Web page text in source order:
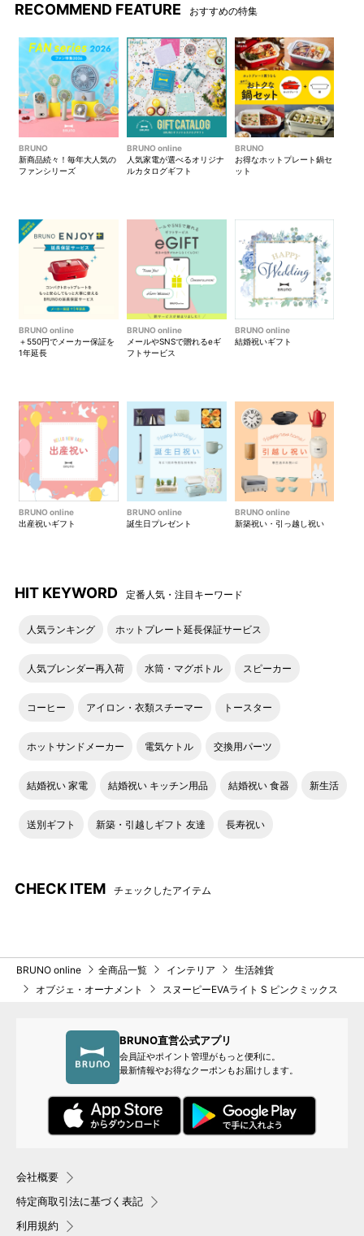
RECOMMEND FEATURE おすすめの特集
BRUNO
新商品続々！毎年大人気の
ファンシリーズ
BRUNO online
人気家電が選べるオリジナ
ルカタログギフト
BRUNO
お得なホットプレート鍋セ
ット
BRUNO online
＋550円でメーカー保証を
1年延長
BRUNO online
メールやSNSで贈れるeギ
フトサービス
BRUNO online
結婚祝いギフト
BRUNO online
出産祝いギフト
BRUNO online
誕生日プレゼント
BRUNO online
新築祝い・引っ越し祝い
HIT KEYWORD 定番人気・注目キーワード
人気ランキング ホットプレート延長保証サービス
人気ブレンダー再入荷 水筒・マグボトル スピーカー
コーヒー アイロン・衣類スチーマー トースター
ホットサンドメーカー 電気ケトル 交換用パーツ
結婚祝い 家電 結婚祝い キッチン用品 結婚祝い 食器 新生活
送別ギフト 新築・引越しギフト 友達 長寿祝い
CHECK ITEM チェックしたアイテム
BRUNO online 全商品一覧 インテリア
生活雑貨
オブジェ・オーナメント
スヌーピーEVAライト S ピンクミックス
BRUNO直営公式アプリ
会員証やポイント管理がもっと便利に。
最新情報やお得なクーポンもお届けします。
会社概要
特定商取引法に基づく表記
利用規約